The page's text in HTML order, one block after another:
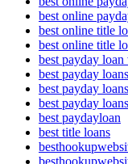
best online
best online title
best online title
best payday loan
best payday loans
best payday
best payday
best paydayloan
best title loans